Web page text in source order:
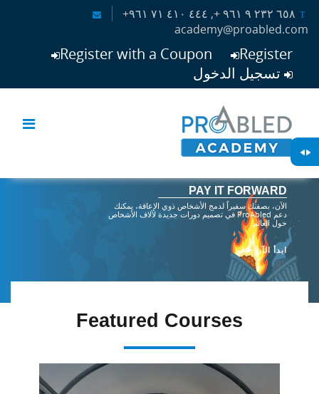
تخطى إلى المحتوى الرئيسي
academy@proabled.com
Register with a Coupon
Register
تسجيل الدخول
PAY IT FORWARD
الآن، بصفتك سفيراً لدمج الأشخاص ذوي الإعاقة، يمكنك
دعم ProAbled في تصميم دورات جديدة لآلاف الأشخاص
حول العالم.
ابدأ الآن ➤
PAY IT FORWARD
الآن، بصفتك سفيراً لدمج الأشخاص ذوي الإعاقة، يمكنك
دعم ProAbled في تصميم دورات جديدة لآلاف الأشخاص
حول العالم.
ابدأ الآن ➤
Featured Courses